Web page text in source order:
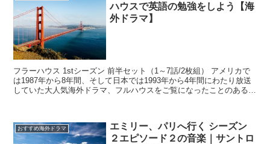
ハウスで英語の勉強をしよう【海
外ドラマ】
フラーハウス 1stシーズン 前半セット（1～7話/2枚組） アメリカで
は1987年から8年間、そして日本では1993年から4年間にわたり放送
していた大人気海外ドラマ、フルハウスをご覧になったことのある方
おすすめ海外ドラマ
エミリー、パリへ行く シーズン
２エピソード２の音楽｜サントロ